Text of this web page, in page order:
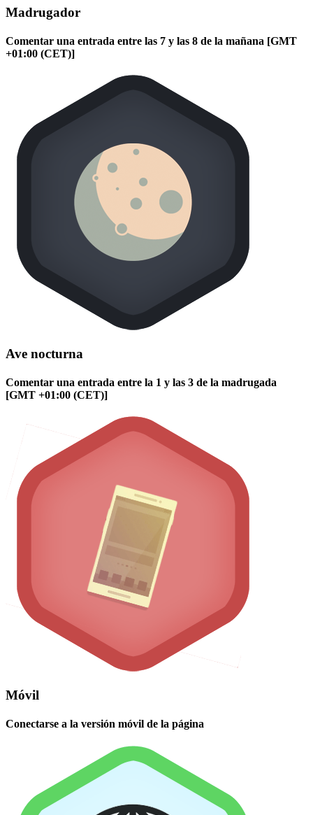
Madrugador
Comentar una entrada entre las 7 y las 8 de la mañana [GMT
+01:00 (CET)]
Ave nocturna
Comentar una entrada entre la 1 y las 3 de la madrugada
[GMT +01:00 (CET)]
Móvil
Conectarse a la versión móvil de la página